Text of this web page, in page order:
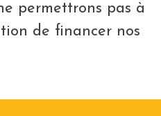
permettrons pas à
de financer nos